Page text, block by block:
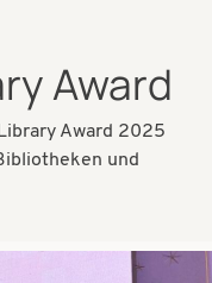
Award
Award 2025
und